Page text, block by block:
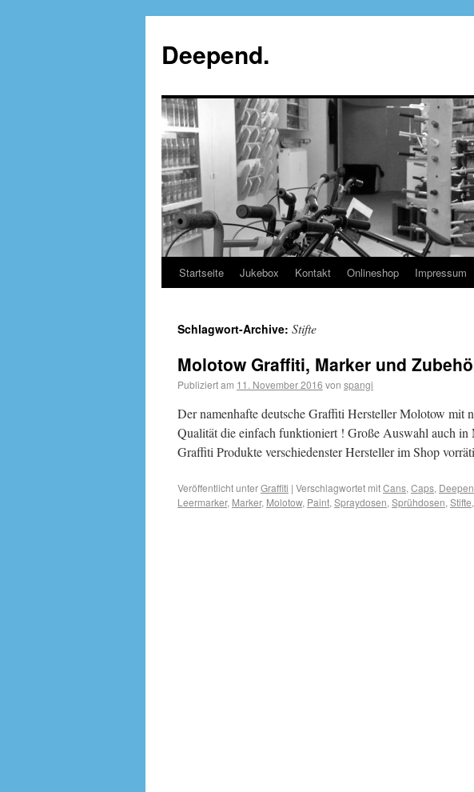
Deepend.
Startseite Jukebox Kontakt Onlineshop Impressum
Schlagwort-Archive: Stifte
Molotow Graffiti, Marker und
Publiziert am 11. November 2016 von spangi
Der namenhafte deutsche Graffiti Hersteller Molotow mit
Qualität die einfach funktioniert ! Große Auswahl auch
Graffiti Produkte verschiedenster Hersteller im Shop
Veröffentlicht unterGraffiti | Verschlagwortet mitCans, Caps,
Leermarker, Marker, Molotow, Paint, Spraydosen, Sprühdosen, Stifte,